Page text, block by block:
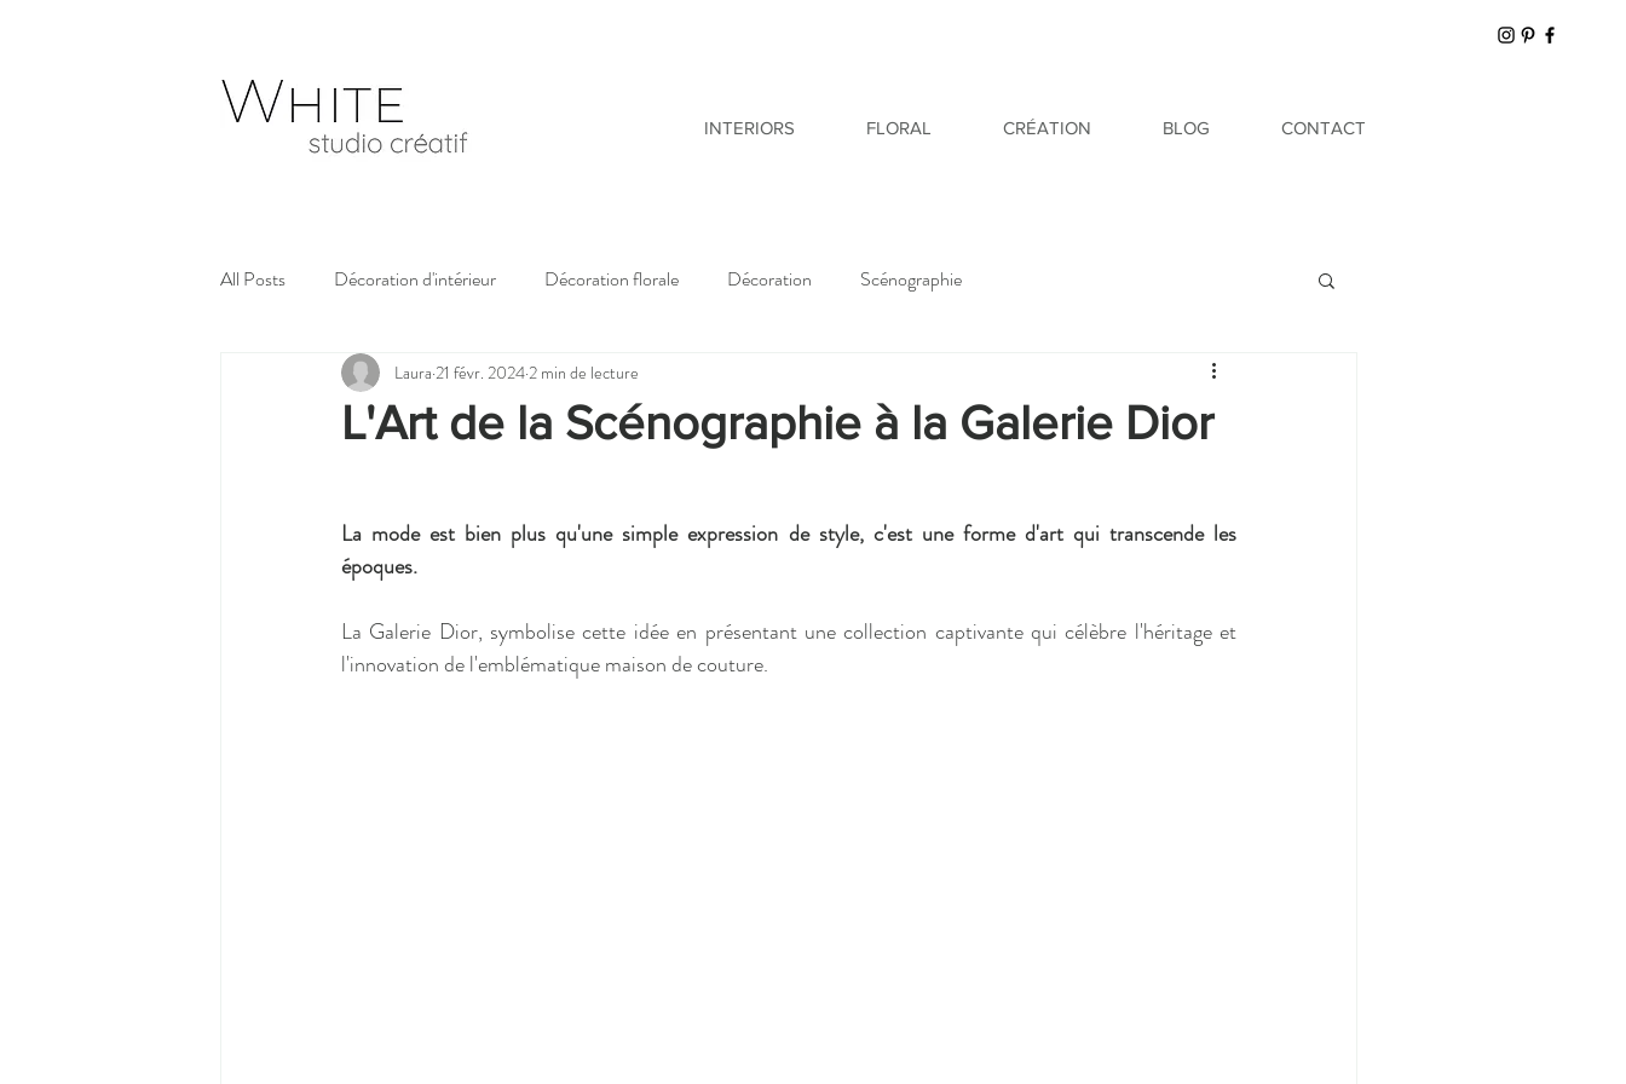
White Etc. INTERIORS FLORAL CRÉATION BLOG CONTACT
All Posts Décoration d'intérieur Décoration florale Décoration Scénographie
L'Art de la Scénographie à la Galerie Dior
Laura 21 févr. 2024 2 min de lecture
La mode est bien plus qu'une simple expression de style, c'est une forme d'art qui transcende les
époques.
La Galerie Dior, symbolise cette idée en présentant une collection captivante qui célèbre l'héritage et
l'innovation de l'emblématique maison de couture.